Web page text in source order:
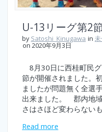
U-13リーグ第2
by Satoshi_Kinugawa in
on 2020年9月3日
8月30日に西桂町民
節が開催されました。
ましたが問題無く全選
出来ました。 郡内地
さはさほど変わらない
Read more